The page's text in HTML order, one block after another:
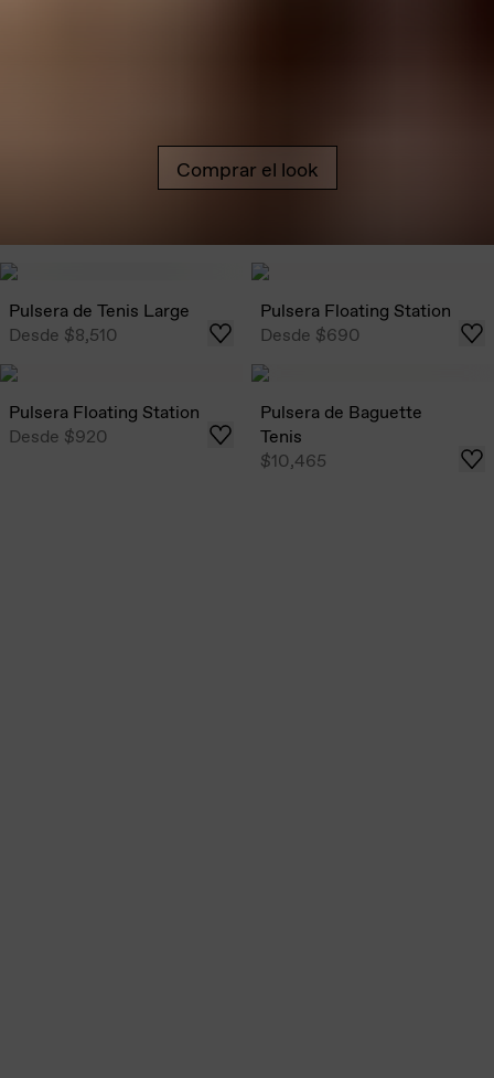
Comprar el look
Pulsera de Tenis Large
Desde $8,510
Pulsera Floating Station
Desde $690
Pulsera Floating Station
Desde $920
Pulsera de Baguette
Tenis
$10,465